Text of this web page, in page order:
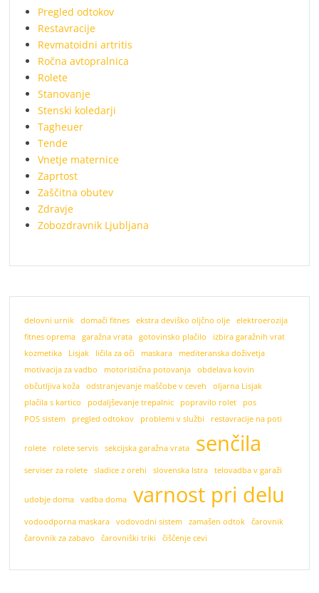
Pregled odtokov
Restavracije
Revmatoidni artritis
Ročna avtopralnica
Rolete
Stanovanje
Stenski koledarji
Tagheuer
Tende
Vnetje maternice
Zaprtost
Zaščitna obutev
Zdravje
Zobozdravnik Ljubljana
delovni urnik domači fitnes ekstra deviško oljčno olje
elektroerozija
fitnes oprema
garažna vrata gotovinsko plačilo
izbira garažnih vrat
kozmetika
Lisjak ličila za oči maskara
mediteranska doživetja
motivacija za vadbo
motoristična potovanja
obdelava kovin
občutljiva koža
odstranjevanje maščobe v ceveh
oljarna Lisjak
plačila s kartico
podaljševanje trepalnic popravilo rolet
pos
POS sistem
pregled odtokov problemi v službi restavracije na poti
rolete rolete servis sekcijska garažna vrata senčila
serviser za rolete sladice z orehi slovenska Istra telovadba v garaži
udobje doma vadba doma varnost pri delu
vodoodporna maskara vodovodni sistem zamašen odtok
čarovnik
čarovnik za zabavo
čarovniški triki čiščenje cevi